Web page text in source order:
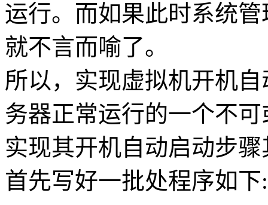
运行。而如果此时系统
就不言而喻了。
所以，实现虚拟机开机
务器正常运行的一个不
实现其开机自动启动步
首先写好一批处程序如下: